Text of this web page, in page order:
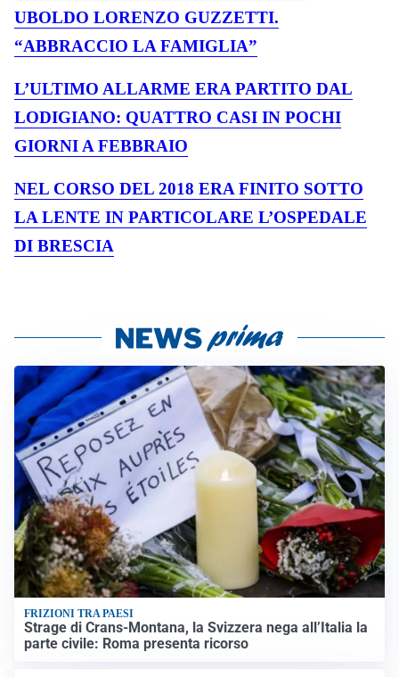
UBOLDO LORENZO GUZZETTI.
“ABBRACCIO LA FAMIGLIA”
L’ULTIMO ALLARME ERA PARTITO DAL
LODIGIANO: QUATTRO CASI IN POCHI
GIORNI A FEBBRAIO
NEL CORSO DEL 2018 ERA FINITO SOTTO
LA LENTE IN PARTICOLARE L’OSPEDALE
DI BRESCIA
FRIZIONI TRA PAESI
Strage di Crans-Montana, la Svizzera nega all’Italia la
parte civile: Roma presenta ricorso